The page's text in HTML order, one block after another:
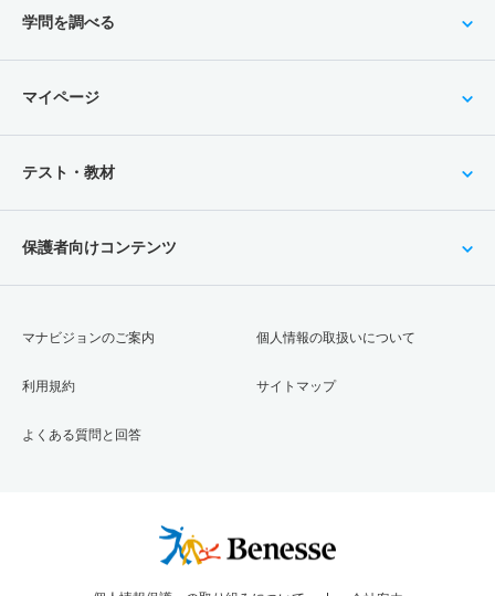
学問を調べる
マイページ
テスト・教材
保護者向けコンテンツ
マナビジョンのご案内
利用規約
よくある質問と回答
個人情報の取扱いについて
サイトマップ